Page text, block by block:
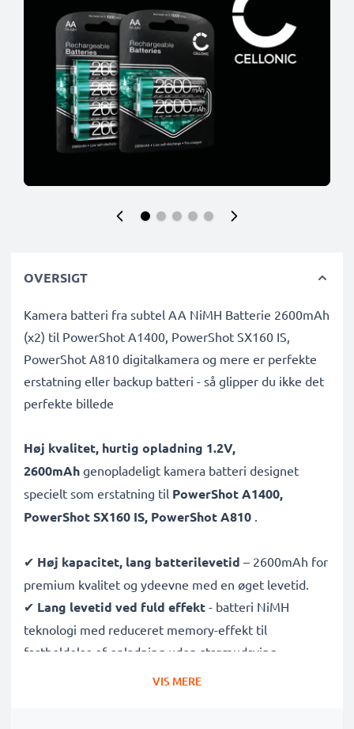
OVERSIGT
Kamera batteri fra subtel AA NiMH Batterie 2600mAh
(x2) til PowerShot A1400, PowerShot SX160 IS,
PowerShot A810 digitalkamera og mere er perfekte
erstatning eller backup batteri - så glipper du ikke det
perfekte billede
Høj kvalitet, hurtig opladning 1.2V,
2600mAh genopladeligt kamera batteri designet
specielt som erstatning til PowerShot A1400,
PowerShot SX160 IS, PowerShot A810 .
✔ Høj kapacitet, lang batterilevetid – 2600mAh for
premium kvalitet og ydeevne med en øget levetid.
✔ Lang levetid ved fuld effekt - batteri NiMH
teknologi med reduceret memory-effekt til
fastholdelse af opladning uden strømudsving.
- færre opladninger og mindre
VIS MERE